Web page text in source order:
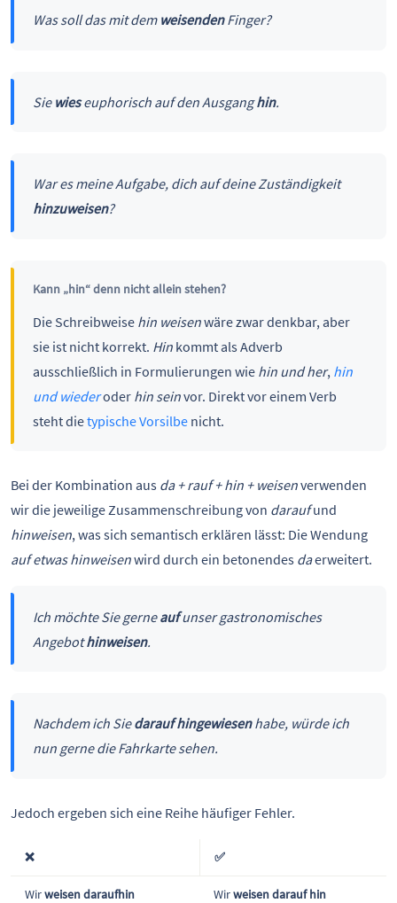
Was soll das mit dem weisendenFinger?
Sie wieseuphorisch auf den Ausganghin.
War es meine Aufgabe, dich auf deine Zuständigkeit
hinzuweisen?
Kann „hin“ denn nicht allein stehen?
Die Schreibweise hin weisenwäre zwar denkbar, aber
sie ist nicht korrekt. Hinkommt als Adverb
ausschließlich in Formulierungen wie hin und her, hin
und wiederoder hin seinvor. Direkt vor einem Verb
steht dietypische Vorsilbenicht.
Bei der Kombination aus da + rauf + hin + weisenverwenden
wir die jeweilige Zusammenschreibung von daraufund
hinweisen, was sich semantisch erklären lässt: Die Wendung
auf etwas hinweisenwird durch ein betonendes daerweitert.
Ich möchte Sie gerneaufunser gastronomisches
Angebothinweisen.
Nachdem ich Siedarauf hingewiesenhabe, würde ich
nun gerne die Fahrkarte sehen.
Jedoch ergeben sich eine Reihe häufiger Fehler.
❌ ✅
Wirweisen daraufhin Wirweisen darauf hin